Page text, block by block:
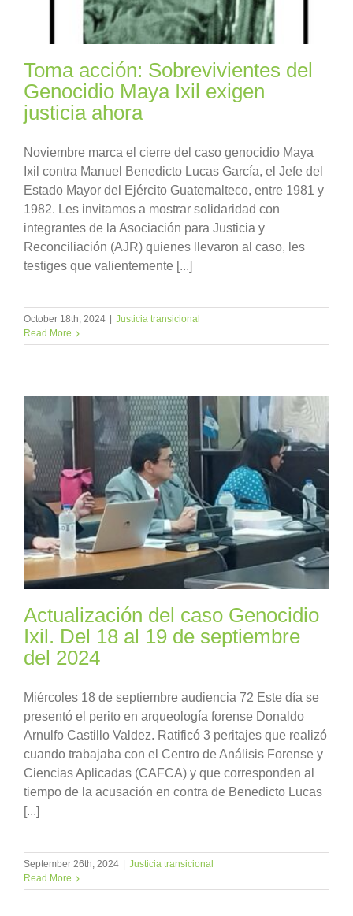
Toma acción: Sobrevivientes del
Genocidio Maya Ixil exigen
justicia ahora
Noviembre marca el cierre del caso genocidio Maya
Ixil contra Manuel Benedicto Lucas García, el Jefe del
Estado Mayor del Ejército Guatemalteco, entre 1981 y
1982. Les invitamos a mostrar solidaridad con
integrantes de la Asociación para Justicia y
Reconciliación (AJR) quienes llevaron al caso, les
testiges que valientemente [...]
October 18th, 2024 | Justicia transicional
Read More
Actualización del caso Genocidio
Ixil. Del 18 al 19 de septiembre
del 2024
Miércoles 18 de septiembre audiencia 72 Este día se
presentó el perito en arqueología forense Donaldo
Arnulfo Castillo Valdez. Ratificó 3 peritajes que realizó
cuando trabajaba con el Centro de Análisis Forense y
Ciencias Aplicadas (CAFCA) y que corresponden al
tiempo de la acusación en contra de Benedicto Lucas
[...]
September 26th, 2024 | Justicia transicional
Read More